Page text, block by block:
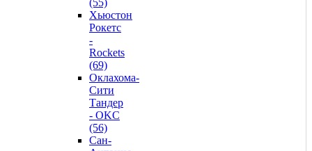
Хьюстон
Рокетс
-
Rockets
(69)
Оклахома-
Сити
Тандер
- OKC
(56)
Сан-